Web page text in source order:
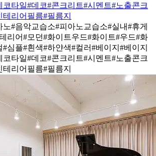
코타일#데코#콘크리트#시멘트#노출콘크
테리어필름#필름지
노#음악교습소#피아노교습소#실내#휴게
리어#모던#화이트우드#화이트#우드#화
#심플#흰색#하얀색#컬러#베이지 #베이지
코타일#데코#콘크리트#시멘트#노출콘크
테리어필름#필름지